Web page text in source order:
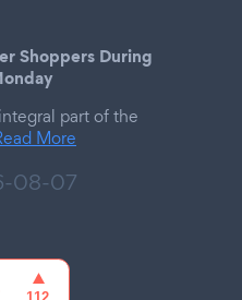
Shoppers During
part of the
More
08-07